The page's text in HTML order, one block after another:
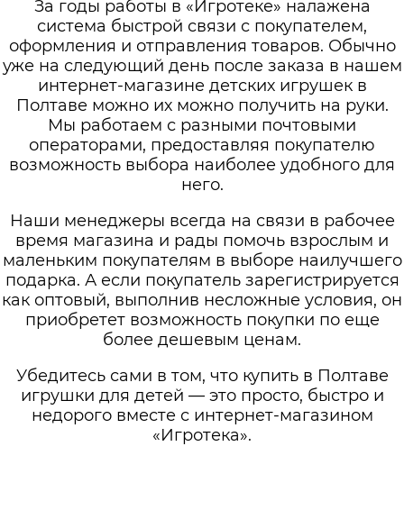
За годы работы в «Игротеке» налажена
система быстрой связи с покупателем,
оформления и отправления товаров. Обычно
уже на следующий день после заказа в нашем
интернет-магазине детских игрушек в
Полтаве можно их можно получить на руки.
Мы работаем с разными почтовыми
операторами, предоставляя покупателю
возможность выбора наиболее удобного для
него.
Наши менеджеры всегда на связи в рабочее
время магазина и рады помочь взрослым и
маленьким покупателям в выборе наилучшего
подарка. А если покупатель зарегистрируется
как оптовый, выполнив несложные условия, он
приобретет возможность покупки по еще
более дешевым ценам.
Убедитесь сами в том, что купить в Полтаве
игрушки для детей — это просто, быстро и
недорого вместе с интернет-магазином
«Игротека».